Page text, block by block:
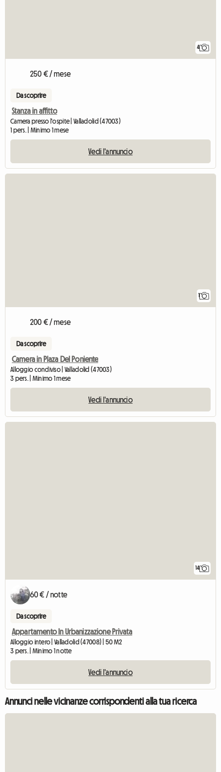
4
250 € / mese
Da scoprire
Stanza in affitto
Camera presso l'ospite | Valladolid (47003)
1 pers. | Minimo 1 mese
Vedi l'annuncio
1
200 € / mese
Da scoprire
Camera in Plaza Del Poniente
Alloggio condiviso | Valladolid (47003)
3 pers. | Minimo 1 mese
Vedi l'annuncio
14
60 € / notte
Da scoprire
Appartamento In Urbanizzazione Privata
Alloggio intero | Valladolid (47008) | 50 M2
3 pers. | Minimo 1 notte
Vedi l'annuncio
Annunci nelle vicinanze corrispondenti alla tua ricerca